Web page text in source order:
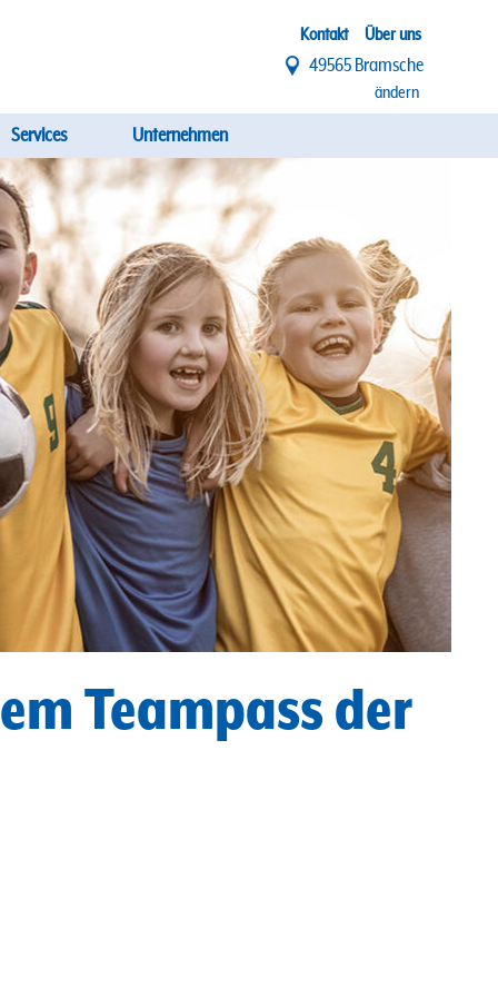
Top
Menü
Kontakt Über uns
49565 Bramsche
ändern
Services Unternehmen
Teampass der